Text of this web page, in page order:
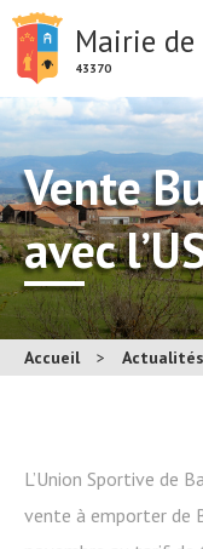
Mairie de
43370
Vente
avec
Accueil > Actualités
L’Union Sportive de
vente à emporter de